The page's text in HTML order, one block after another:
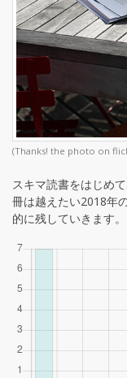
(Thanks! the photo on
スキマ読書をはじめ
冊は越えたい2018年
的に残していきます。